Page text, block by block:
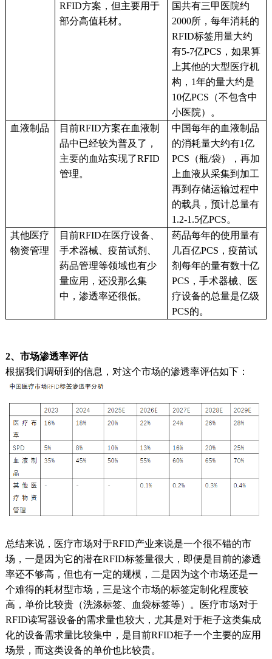
RFID方案，但主要用于
部分高值耗材。
国共有三甲医院约
2000所，每年消耗的
RFID标签用量大约
有5-7亿PCS，如果算
上其他的大型医疗机
构，1年的量大约是
10亿PCS（不包含中
小医院）。
血液制品
目前RFID方案在血液制
品中已经较为普及了，
主要的血站实现了RFID
管理。
中国每年的血液制品
的消耗量大约有1亿
PCS（瓶/袋），再加
上血液从采集到加工
再到存储运输过程中
的载具，预计总量有
1.2-1.5亿PCS。
其他医疗
物资管理
目前RFID在医疗设备、
手术器械、疫苗试剂、
药品管理等领域也有少
量应用，还没那么集
中，渗透率还很低。
药品每年的使用量有
几百亿PCS，疫苗试
剂每年的量有数十亿
PCS，手术器械、医
疗设备的总量是亿级
PCS的。
2、市场渗透率评估
根据我们调研到的信息，对这个市场的渗透率评估如下：
总结来说，医疗市场对于RFID产业来说是一个很不错的市
场，一是因为它的潜在RFID标签量很大，即便是目前的渗透
率还不够高，但也有一定的规模，二是因为这个市场还是一
个难得的耗材型市场，三是这个市场的标签定制化程度较
高，单价比较贵（洗涤标签、血袋标签等）。医疗市场对于
RFID读写器设备的需求量也较大，尤其是对于柜子这类集成
化的设备需求量比较集中，是目前RFID柜子一个主要的应用
场景，而这类设备的单价也比较贵。